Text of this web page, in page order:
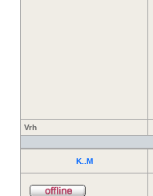
Vrh
K..M